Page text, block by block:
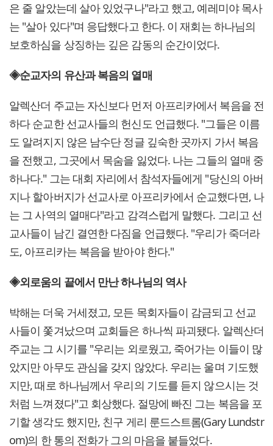
은 줄 알았는데 살아 있었구나"라고 했고, 예레미야 목사
는 "살아 있다"며 응답했다고 한다. 이 재회는 하나님의
보호하심을 상징하는 깊은 감동의 순간이었다.
◈순교자의 유산과 복음의 열매
알렉산더 주교는 자신보다 먼저 아프리카에서 복음을 전
하다 순교한 선교사들의 헌신도 언급했다. "그들은 이름
도 알려지지 않은 남수단 정글 깊숙한 곳까지 가서 복음
을 전했고, 그곳에서 목숨을 잃었다. 나는 그들의 열매 중
하나다." 그는 대회 자리에서 참석자들에게 "당신의 아버
지나 할아버지가 선교사로 아프리카에서 순교했다면, 나
는 그 사역의 열매다"라고 감격스럽게 말했다. 그리고 선
교사들이 남긴 결연한 다짐을 언급했다. "우리가 죽더라
도, 아프리카는 복음을 받아야 한다."
◈외로움의 끝에서 만난 하나님의 역사
박해는 더욱 거세졌고, 모든 목회자들이 감금되고 선교
사들이 쫓겨났으며 교회들은 하나씩 파괴됐다. 알렉산더
주교는 그 시기를 "우리는 외로웠고, 죽어가는 이들이 많
았지만 아무도 관심을 갖지 않았다. 우리는 울며 기도했
지만, 때로 하나님께서 우리의 기도를 듣지 않으시는 것
처럼 느껴졌다"고 회상했다. 절망에 빠진 그는 복음을 포
기할 생각도 했지만, 친구 게리 룬드스트롬(Gary Lundstr
om)의 한 통의 전화가 그의 마음을 붙들었다.